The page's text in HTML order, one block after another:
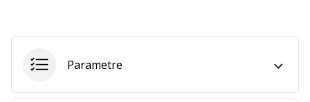
løbe
sammen.
Parametre